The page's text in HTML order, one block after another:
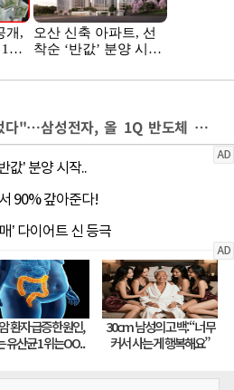
"메모리가 신기록 이끌었다"…삼성전자, 올 1Q 반도체 영업익 '53.7조'